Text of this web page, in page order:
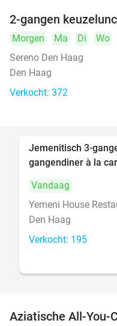
2-gangen
Morgen Ma Di Wo
Sereno Den Haag
Den Haag
Verkocht: 372
Jemenitisch 3-
gangendiner à la
Vandaag
Yemeni House
Den Haag
Verkocht: 195
Aziatische All-You-